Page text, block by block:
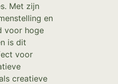
Met zijn
en
voor hoge
is dit
voor
creatieve